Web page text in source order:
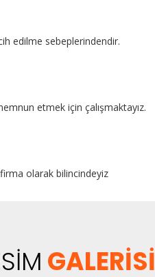
edilme sebeplerindendir.
etmek için çalışmaktayız.
olarak bilincindeyiz
GALERİSİ